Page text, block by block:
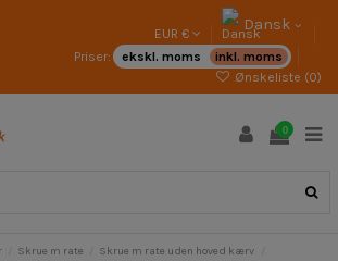
EUR € Dansk
Priser: ekskl. moms
inkl. moms
Ønskeliste (0)
0
Skrue m rate
Skrue m rate uden hoved kærv